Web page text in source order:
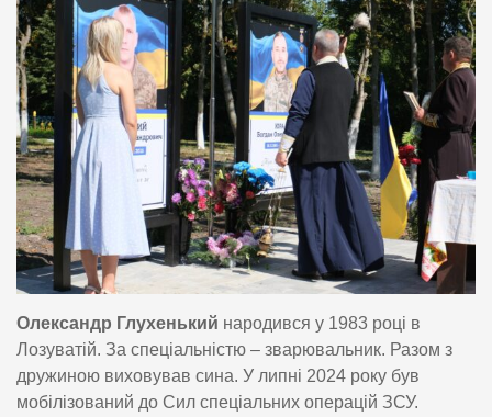
Олександр Глухенький народився у 1983 році в
Лозуватій. За спеціальністю – зварювальник. Разом з
дружиною виховував сина. У липні 2024 року був
мобілізований до Сил спеціальних операцій ЗСУ.